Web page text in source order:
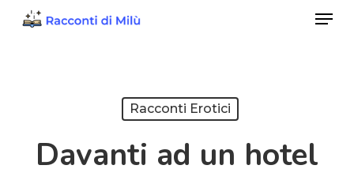
Menu
Racconti Erotici
Davanti ad un hotel